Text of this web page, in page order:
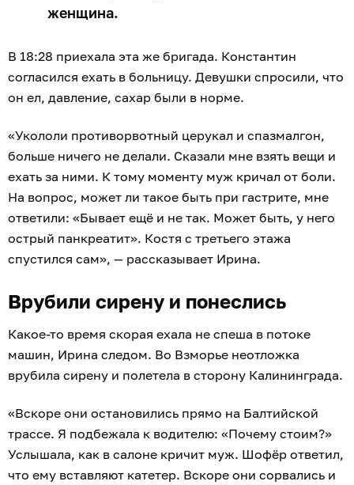
женщина.
В 18:28 приехала эта же бригада. Константин
согласился ехать в больницу. Девушки спросили, что
он ел, давление, сахар были в норме.
«Укололи противорвотный церукал и спазмалгон,
больше ничего не делали. Сказали мне взять вещи и
ехать за ними. К тому моменту муж кричал от боли.
На вопрос, может ли такое быть при гастрите, мне
ответили: «Бывает ещё и не так. Может быть, у него
острый панкреатит». Костя с третьего этажа
спустился сам», — рассказывает Ирина.
Врубили сирену и понеслись
Какое-то время скорая ехала не спеша в потоке
машин, Ирина следом. Во Взморье неотложка
врубила сирену и полетела в сторону Калининграда.
«Вскоре они остановились прямо на Балтийской
трассе. Я подбежала к водителю: «Почему стоим?»
Услышала, как в салоне кричит муж. Шофёр ответил,
что ему вставляют катетер. Вскоре они сорвались и